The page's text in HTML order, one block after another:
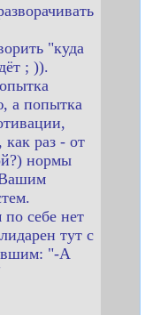
"куда
; )).
а попытка
раз - от
нормы
Вашим
себе нет
тут с
"-А